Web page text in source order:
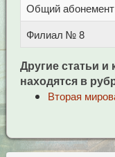
Общий абонемент
Филиал № 8
Другие статьи и
находятся в
Вторая